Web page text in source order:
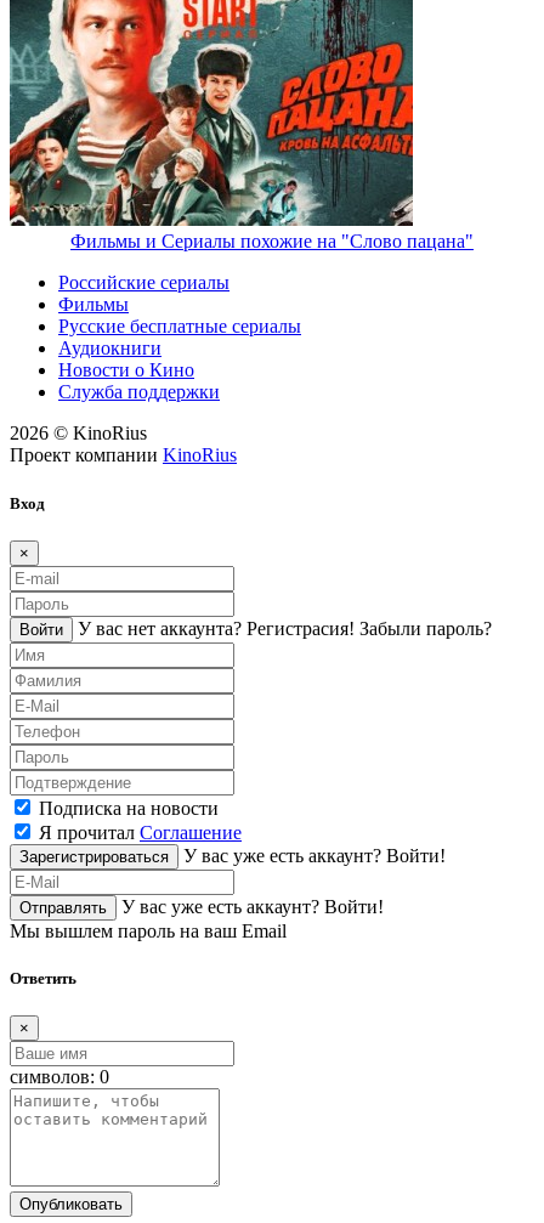
Фильмы и Сериалы похожие на "Слово пацана"
Российские сериалы
Фильмы
Русские бесплатные сериалы
Аудиокниги
Новости о Кино
Служба поддержки
2026 © KinoRius
Проект компании KinoRius
Вход
×
Войти У вас нет аккаунта? Регистраcия! Забыли пароль?
Подписка на новости
Я прочитал Соглашение
Зарегистрироваться У вас уже есть аккаунт? Войти!
Отправлять У вас уже есть аккаунт? Войти!
Мы вышлем пароль на ваш Email
Ответить
×
символов: 0
Опубликовать